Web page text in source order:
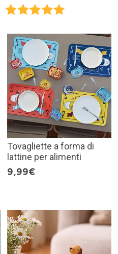
Tovagliette a forma di
lattine per alimenti
9,99€